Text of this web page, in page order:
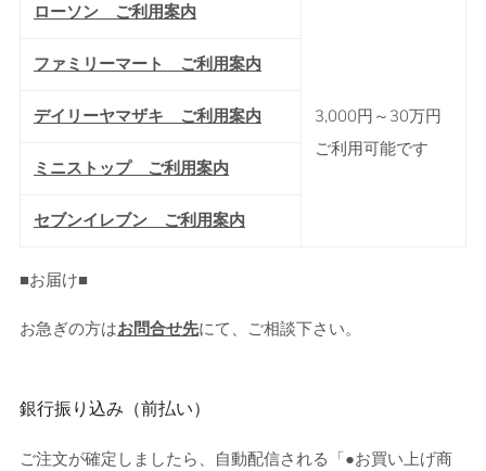
ローソン ご利用案内
3,000円～30万円
ご利用可能です
ファミリーマート ご利用案内
デイリーヤマザキ ご利用案内
ミニストップ ご利用案内
セブンイレブン ご利用案内
■お届け■
お急ぎの方はお問合せ先にて、ご相談下さい。
銀行振り込み（前払い）
ご注文が確定しましたら、自動配信される 「●お買い上げ商